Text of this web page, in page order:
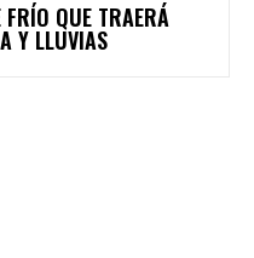
FRÍO QUE TRAERÁ
Y LLUVIAS